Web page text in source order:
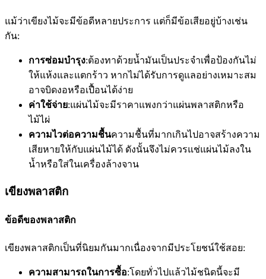
แม้ว่าเขียงไม้จะมีข้อดีหลายประการ แต่ก็มีข้อเสียอยู่บ้างเช่น
กัน:
การซ่อมบำรุง:ต้องทาด้วยน้ำมันเป็นประจำเพื่อป้องกันไม่
ให้แห้งและแตกร้าว หากไม่ได้รับการดูแลอย่างเหมาะสม
อาจบิดงอหรือเปื้อนได้ง่าย
ค่าใช้จ่าย:แผ่นไม้จะมีราคาแพงกว่าแผ่นพลาสติกหรือ
ไม้ไผ่
ความไวต่อความชื้นความชื้นที่มากเกินไปอาจสร้างความ
เสียหายให้กับแผ่นไม้ได้ ดังนั้นจึงไม่ควรแช่แผ่นไม้ลงใน
น้ำหรือใส่ในเครื่องล้างจาน
เขียงพลาสติก
ข้อดีของพลาสติก
เขียงพลาสติกเป็นที่นิยมกันมากเนื่องจากมีประโยชน์ใช้สอย:
ความสามารถในการซื้อ:โดยทั่วไปแล้วไม้ชนิดนี้จะมี